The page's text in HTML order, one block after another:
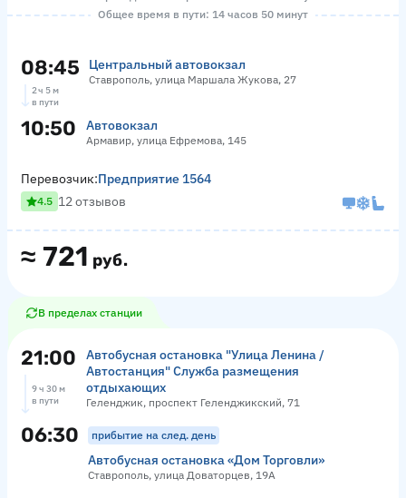
Общее время в пути: 14 часов 50 минут
08:45 Центральный автовокзал
Ставрополь, улица Маршала Жукова, 27
2 ч 5 м
в пути
10:50 Автовокзал
Армавир, улица Ефремова, 145
≈ 721 руб.
Перевозчик:Предприятие 1564
4.5 12 отзывов
В пределах станции
21:00
Автобусная остановка "Улица Ленина /
Автостанция" Служба размещения
отдыхающих
Геленджик, проспект Геленджикский, 71
9 ч 30 м
в пути
06:30 прибытие на след. день
Автобусная остановка «Дом Торговли»
Ставрополь, улица Доваторцев, 19А